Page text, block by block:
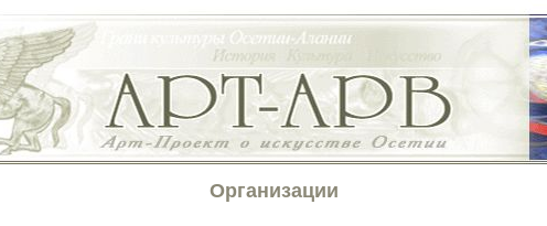
Организации